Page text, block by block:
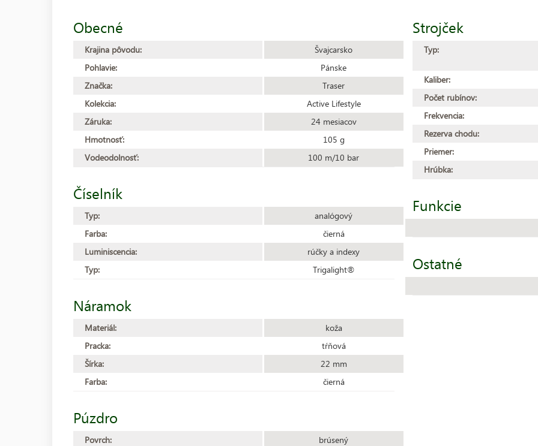
Obecné
Krajina pôvodu:
Švajcarsko
Pohlavie:
Pánske
Značka:
Traser
Kolekcia:
Active Lifestyle
Záruka:
24 mesiacov
Hmotnosť:
105 g
Vodeodolnosť:
100 m/10 bar
Číselník
Typ:
analógový
Farba:
čierná
Luminiscencia:
rúčky a indexy
Typ:
Trigalight®
Náramok
Materiál:
koža
Pracka:
tŕňová
Šírka:
22 mm
Farba:
čierná
Púzdro
Povrch:
brúsený
Strojček
Typ:
Kaliber:
Počet rubínov:
Frekvencia:
Rezerva chodu:
Priemer:
Hrúbka:
Funkcie
Ostatné